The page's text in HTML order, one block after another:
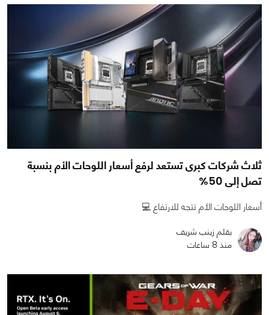
ثلاث شركات كبرى تستعد لرفع أسعار اللوحات الأم بنسبة
تصل إلى 50%
أسعار اللوحات الأم تتجه للارتفاع 💻
بقلم زينب شريف
منذ 8 ساعات